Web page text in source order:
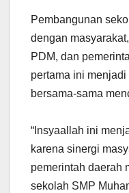
Pembangunan
dengan
PDM, dan
pertama ini
bersama-sama
“Insyaallah ini
karena sinergi
pemerintah daerah
sekolah SMP